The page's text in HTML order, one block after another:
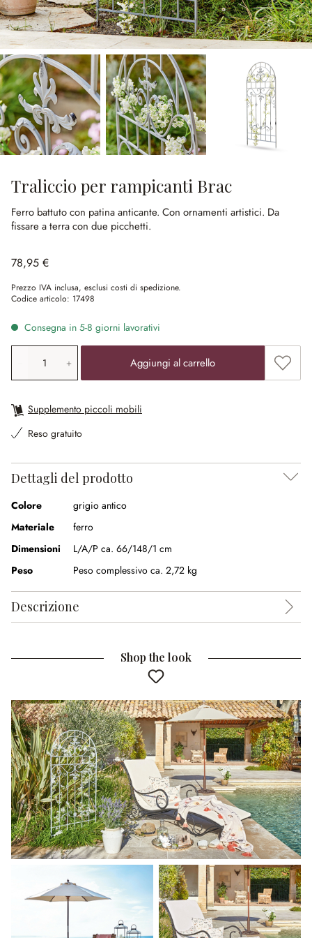
Traliccio per rampicanti Brac
Ferro battuto con patina anticante. Con ornamenti artistici. Da
fissare a terra con due picchetti.
78,95 €
Prezzo IVA inclusa, esclusi costi di spedizione.
Codice articolo: 17498
Consegna in 5-8 giorni lavorativi
Quantità prodotto: inserisci il valore desiderato o
Aggiungi al carrello
Supplemento piccoli mobili
Reso gratuito
Dettagli del prodotto
Colore
grigio antico
Materiale
ferro
Dimensioni
L/A/P ca. 66/148/1 cm
Peso
Peso complessivo ca. 2,72 kg
Descrizione
Shop the look